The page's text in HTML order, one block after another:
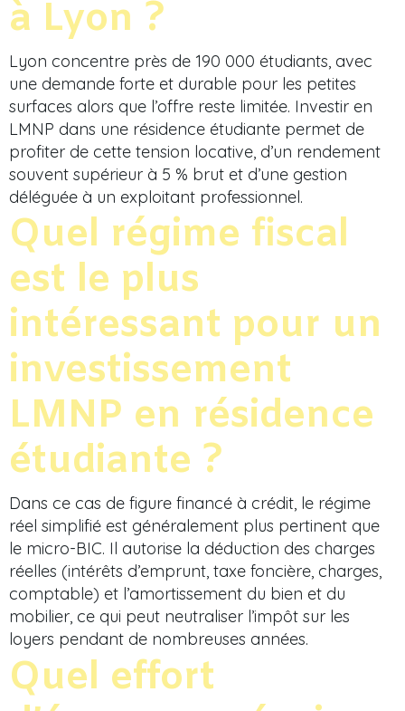
à Lyon ?
Lyon concentre près de 190 000 étudiants, avec
une demande forte et durable pour les petites
surfaces alors que l’offre reste limitée. Investir en
LMNP dans une résidence étudiante permet de
profiter de cette tension locative, d’un rendement
souvent supérieur à 5 % brut et d’une gestion
déléguée à un exploitant professionnel.
Quel régime fiscal
est le plus
intéressant pour un
investissement
LMNP en résidence
étudiante ?
Dans ce cas de figure financé à crédit, le régime
réel simplifié est généralement plus pertinent que
le micro-BIC. Il autorise la déduction des charges
réelles (intérêts d’emprunt, taxe foncière, charges,
comptable) et l’amortissement du bien et du
mobilier, ce qui peut neutraliser l’impôt sur les
loyers pendant de nombreuses années.
Quel effort